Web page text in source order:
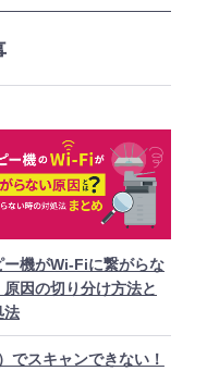
ー機がWi-Fiに繋がらな
原因の切り分け方法と
法
でスキャンできない！